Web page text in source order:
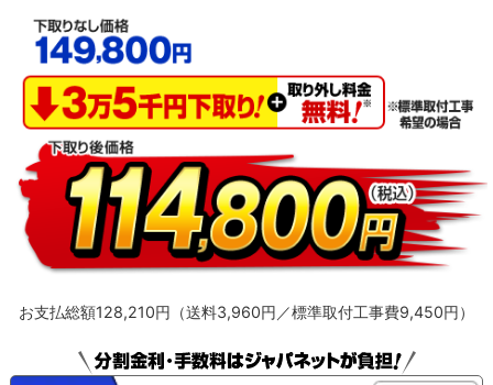
動しません。
お支払総額128,210円（送料3,960円／標準取付工事費9,450円）